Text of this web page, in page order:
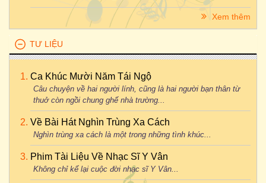
Xem thêm
TƯ LIỆU
Ca Khúc Mười Năm Tái Ngộ
Câu chuyện về hai người lính, cũng là hai người bạn thân từ
thuở còn ngồi chung ghế nhà trường...
Về Bài Hát Nghìn Trùng Xa Cách
Nghìn trùng xa cách là một trong những tình khúc...
Phim Tài Liệu Về Nhạc Sĩ Y Vân
Không chỉ kể lại cuộc đời nhạc sĩ Y Vân...